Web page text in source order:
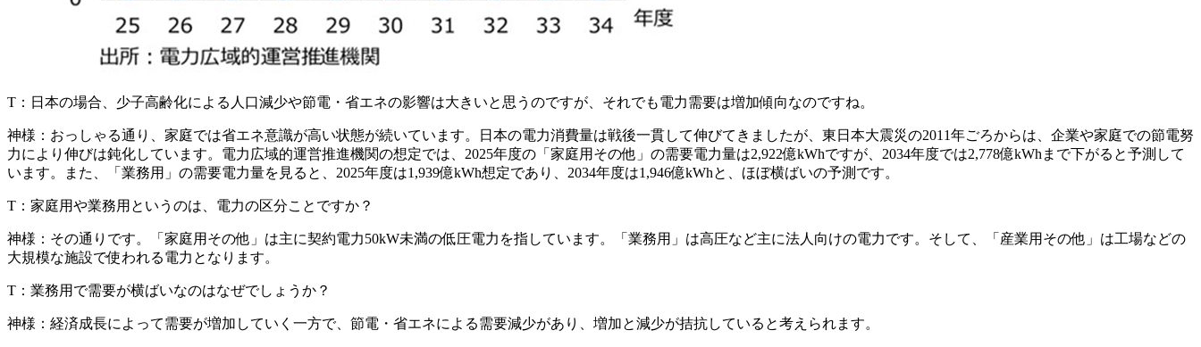
T： 日本の場合、少子高齢化による人口減少や節電・省エネの影響は大きいと思うのですが、それでも電力需要は増加傾向なのですね。
神様： おっしゃる通り、家庭では省エネ意識が高い状態が続いています。日本の電力消費量は戦後一貫して伸びてきましたが、東日本大震災の2011年ごろからは、企業や家庭での節電努
力により伸びは鈍化しています。電力広域的運営推進機関の想定では、2025年度の「家庭用その他」の需要電力量は2,922億kWhですが、2034年度では2,778億kWhまで下がると予測して
います。また、「業務用」の需要電力量を見ると、2025年度は1,939億kWh想定であり、2034年度は1,946億kWhと、ほぼ横ばいの予測です。
T： 家庭用や業務用というのは、電力の区分ことですか？
神様： その通りです。「家庭用その他」は主に契約電力50kW未満の低圧電力を指しています。「業務用」は高圧など主に法人向けの電力です。そして、「産業用その他」は工場などの
大規模な施設で使われる電力となります。
T： 業務用で需要が横ばいなのはなぜでしょうか？
神様： 経済成長によって需要が増加していく一方で、節電・省エネによる需要減少があり、増加と減少が拮抗していると考えられます。